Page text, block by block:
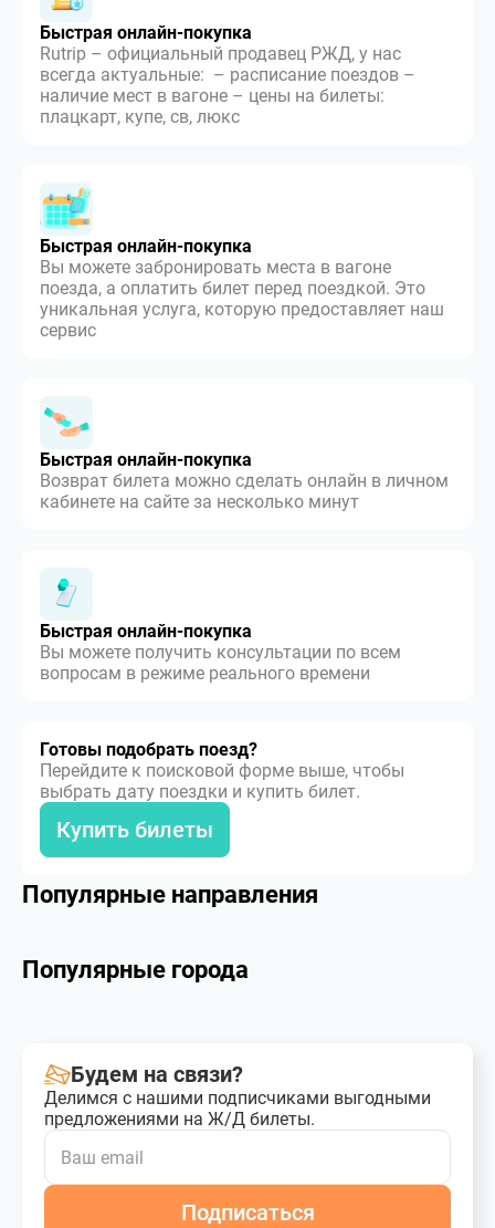
Быстрая онлайн-покупка
Rutrip – официальный продавец РЖД, у нас
всегда актуальные: – расписание поездов –
наличие мест в вагоне – цены на билеты:
плацкарт, купе, св, люкс
Быстрая онлайн-покупка
Вы можете забронировать места в вагоне
поезда, а оплатить билет перед поездкой. Это
уникальная услуга, которую предоставляет наш
сервис
Быстрая онлайн-покупка
Возврат билета можно сделать онлайн в личном
кабинете на сайте за несколько минут
Быстрая онлайн-покупка
Вы можете получить консультации по всем
вопросам в режиме реального времени
Готовы подобрать поезд?
Перейдите к поисковой форме выше, чтобы
выбрать дату поездки и купить билет.
Купить билеты
Популярные направления
Популярные города
Будем на связи?
Делимся с нашими подписчиками выгодными
предложениями на Ж/Д билеты.
Подписаться